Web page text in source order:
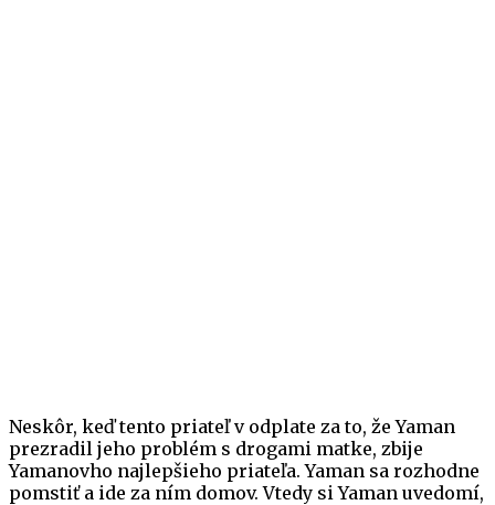
Neskôr, keď tento priateľ v odplate za to, že Yaman
prezradil jeho problém s drogami matke, zbije
Yamanovho najlepšieho priateľa. Yaman sa rozhodne
pomstiť a ide za ním domov. Vtedy si Yaman uvedomí,